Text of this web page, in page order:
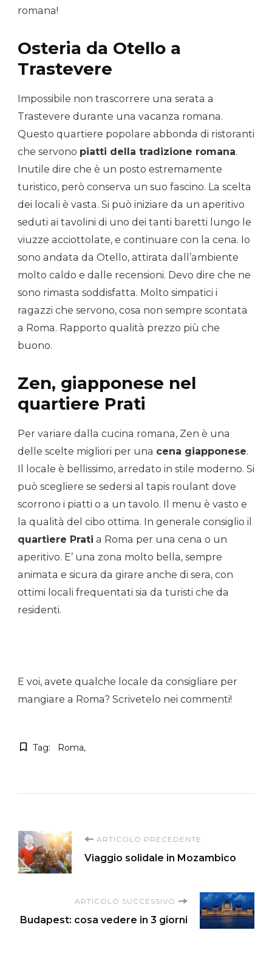
romana!
Osteria da Otello a
Trastevere
Impossibile non trascorrere una serata a
Trastevere durante una vacanza romana.
Questo quartiere popolare abbonda di ristoranti
che servono piatti della tradizione romana.
Inutile dire che è un posto estremamente
turistico, però conserva un suo fascino. La scelta
dei locali è vasta. Si può iniziare da un aperitivo
seduti ai tavolini di uno dei tanti baretti lungo le
viuzze acciottolate, e continuare con la cena. Io
sono andata da Otello, attirata dall’ambiente
molto caldo e dalle recensioni. Devo dire che ne
sono rimasta soddisfatta. Molto simpatici i
ragazzi che servono, cosa non sempre scontata
a Roma. Rapporto qualità prezzo più che
buono.
Zen, giapponese nel
quartiere Prati
Per variare dalla cucina romana, Zen è una
delle scelte migliori per una cena giapponese.
Il locale è bellissimo, arredato in stile moderno. Si
può scegliere se sedersi al tapis roulant dove
scorrono i piatti o a un tavolo. Il menu è vasto e
la qualità del cibo ottima. In generale consiglio il
quartiere Prati a Roma per una cena o un
aperitivo. E’ una zona molto bella, sempre
animata e sicura da girare anche di sera, con
ottimi locali frequentati sia da turisti che da
residenti.
E voi, avete qualche locale da consigliare per
mangiare a Roma? Scrivetelo nei commenti!
Tag: Roma
Navigazione
articoli
ARTICOLO PRECEDENTE
Viaggio solidale in Mozambico
ARTICOLO SUCCESSIVO
Budapest: cosa vedere in 3 giorni